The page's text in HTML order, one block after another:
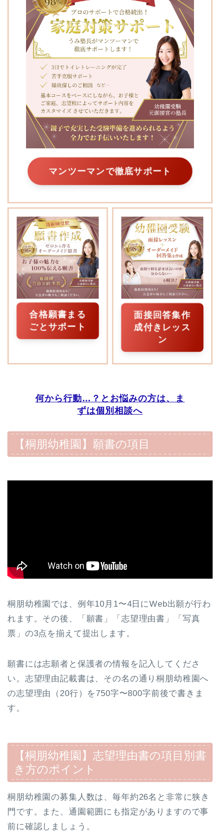
マンツーマンで徹底サポート
合格願書まる
ごとサポート
面接回答集作
成付きレッス
ン
何から行動…？とお悩みの方は、ま
ずは個別相談へ
【桐朋幼稚園】願書の項目
桐朋幼稚園では、例年10月1〜4日にWeb出願が行わ
れます。その後、「願書」「志望理由書」「写真
票」の3点を揃えて提出します。
願書には志願者と保護者の情報を記入してくださ
い。志望理由記載書は、その名の通り桐朋幼稚園へ
の志望理由（20行）を750字〜800字前後で書きま
す。
【桐朋幼稚園】志望理由書の項目別書
き方のポイント
桐朋幼稚園の募集人数は、毎年約26名と非常に狭き
門です。また、通園範囲にも指定がありますので事
前に確認しましょう。